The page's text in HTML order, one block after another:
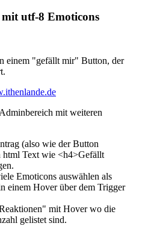
utf-8 Emoticons
einem "gefällt mir" Button, der
mit weiteren
(also wie der Button
html Text wie <h4>Gefällt
Emoticons auswählen als
einem Hover über dem Trigger
mit Hover wo die
gelistet sind.